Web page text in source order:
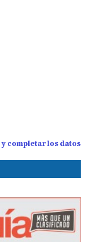
completar los datos